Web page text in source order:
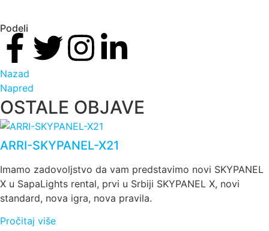
Podeli
Nazad
Napred
OSTALE OBJAVE
ARRI-SKYPANEL-X21
Imamo zadovoljstvo da vam predstavimo novi SKYPANEL
X u SapaLights rental, prvi u Srbiji SKYPANEL X, novi
standard, nova igra, nova pravila.
Pročitaj više